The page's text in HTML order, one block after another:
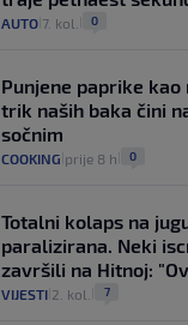
AUTO 7. kol. 0
Punjene paprike kao
trik naših baka čini
sočnim
COOKING prije 8 h 0
Totalni kolaps na
paralizirana. Neki
završili na Hitnoj:
VIJESTI 2. kol. 7